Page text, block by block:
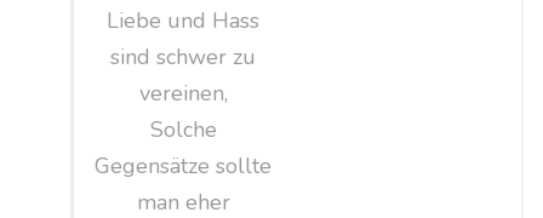
Liebe und Hass
sind schwer zu
vereinen,
Solche
Gegensätze sollte
man eher